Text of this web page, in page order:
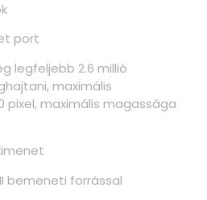
port
legfeljebb 2.6 millió
maximális
pixel, maximális magassága
bemeneti forrással